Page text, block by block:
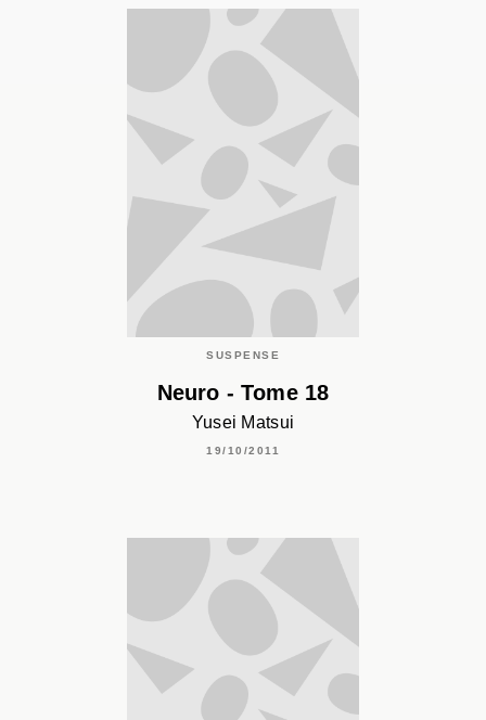
SUSPENSE
Neuro - Tome 18
Yusei Matsui
19/10/2011